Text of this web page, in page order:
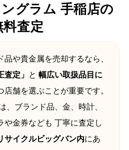
グラム 手稲店の
料査定
や貴金属を売却するなら、
定」 と 幅広い取扱品目に
店舗を選ぶことが重要です。
、ブランド品、金、時計、
や金券なども 丁寧に査定し
サイクルビッグバン内にあ